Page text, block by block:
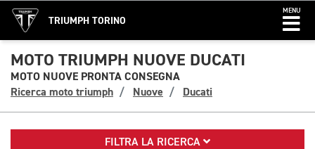
TRIUMPH TORINO
MENU
MOTO TRIUMPH NUOVE DUCATI
MOTO NUOVE PRONTA CONSEGNA
Ricerca moto triumph
Nuove Ducati
FILTRA LA RICERCA